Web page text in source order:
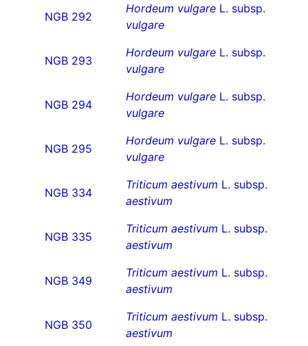
NGB 292
Hordeum vulgare L. subsp.
vulgare
NGB 293
Hordeum vulgare L. subsp.
vulgare
NGB 294
Hordeum vulgare L. subsp.
vulgare
NGB 295
Hordeum vulgare L. subsp.
vulgare
NGB 334
Triticum aestivum L. subsp.
aestivum
NGB 335
Triticum aestivum L. subsp.
aestivum
NGB 349
Triticum aestivum L. subsp.
aestivum
NGB 350
Triticum aestivum L. subsp.
aestivum